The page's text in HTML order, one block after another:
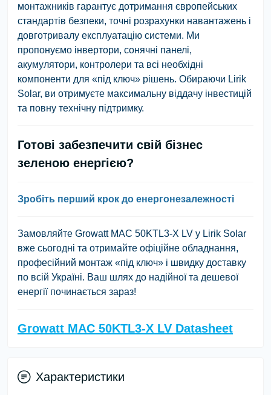
монтажників гарантує дотримання європейських
стандартів безпеки, точні розрахунки навантажень і
довготривалу експлуатацію системи. Ми
пропонуємо інвертори, сонячні панелі,
акумулятори, контролери та всі необхідні
компоненти для «під ключ» рішень. Обираючи Lirik
Solar, ви отримуєте максимальну віддачу інвестицій
та повну технічну підтримку.
Готові забезпечити свій бізнес
зеленою енергією?
Зробіть перший крок до енергонезалежності
Замовляйте Growatt MAC 50KTL3-X LV у Lirik Solar
вже сьогодні та отримайте офіційне обладнання,
професійний монтаж «під ключ» і швидку доставку
по всій Україні. Ваш шлях до надійної та дешевої
енергії починається зараз!
Growatt MAC 50KTL3-X LV Datasheet
Характеристики